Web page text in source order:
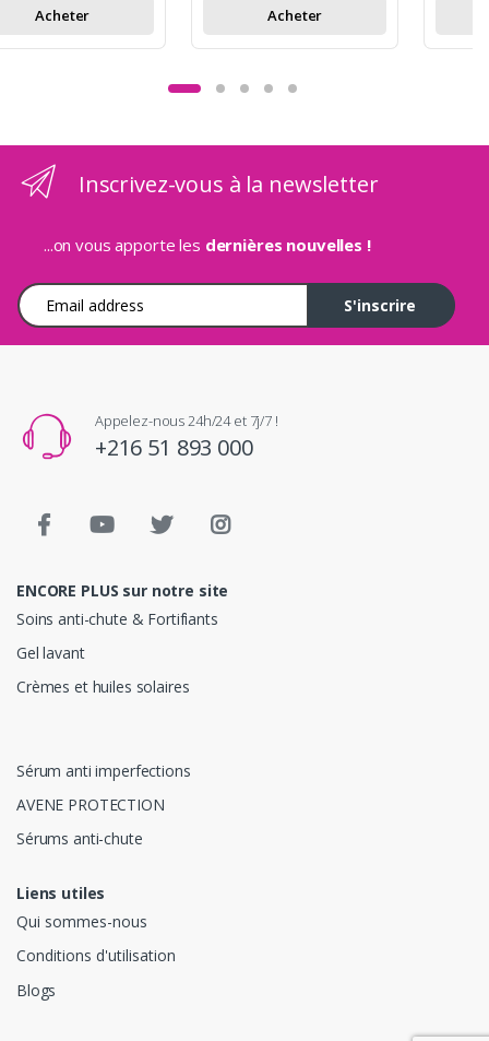
Acheter Acheter
Inscrivez-vous à la newsletter
...on vous apporte les dernières nouvelles !
Adresse e-mail
S'inscrire
Appelez-nous 24h/24 et 7j/7 !
+216 51 893 000
ENCORE PLUS sur notre site
Soins anti-chute & Fortifiants
Gel lavant
Crèmes et huiles solaires
Sérum anti imperfections
AVENE PROTECTION
Sérums anti-chute
Liens utiles
Qui sommes-nous
Conditions d'utilisation
Blogs